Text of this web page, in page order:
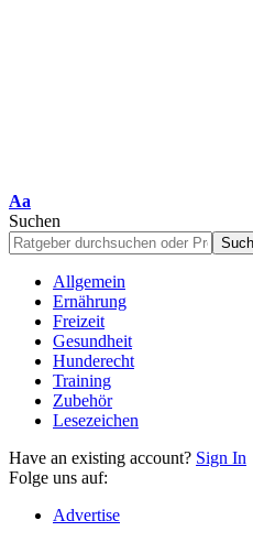
Schriftgrößenanpassung
Aa
Suchen
Allgemein
Ernährung
Freizeit
Gesundheit
Hunderecht
Training
Zubehör
Lesezeichen
Have an existing account? Sign In
Folge uns auf:
Advertise